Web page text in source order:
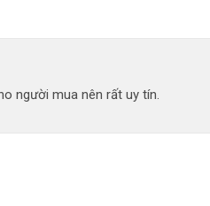
người mua nên rất uy tín.